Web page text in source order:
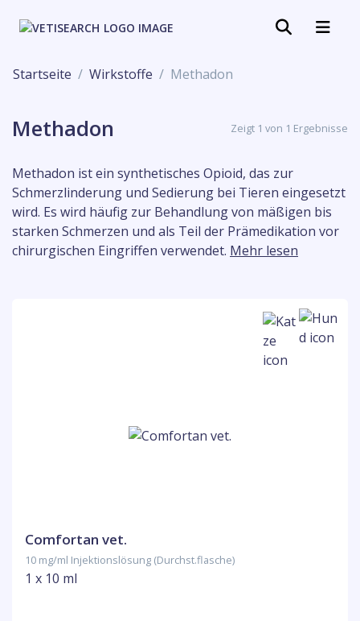
Startseite Wirkstoffe Methadon
Methadon Zeigt 1 von 1 Ergebnisse
Methadon ist ein synthetisches Opioid, das zur
Schmerzlinderung und Sedierung bei Tieren eingesetzt
wird. Es wird häufig zur Behandlung von mäßigen bis
starken Schmerzen und als Teil der Prämedikation vor
chirurgischen Eingriffen verwendet. Mehr lesen
Comfortan vet.
10 mg/ml Injektionslösung (Durchst.flasche)
1 x 10 ml